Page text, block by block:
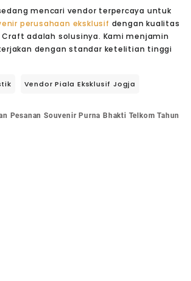
mencari vendor terpercaya untuk
perusahaan eksklusif dengan kualitas
adalah solusinya. Kami menjamin
dengan standar ketelitian tinggi
Vendor Piala Eksklusif Jogja
Pesanan Souvenir Purna Bhakti Telkom Tahun